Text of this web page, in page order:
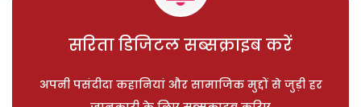
सरिता डिजिटल सब्सक्राइब करें
अपनी पसंदीदा कहानियां और सामाजिक मुद्दों से जुड़ी हर